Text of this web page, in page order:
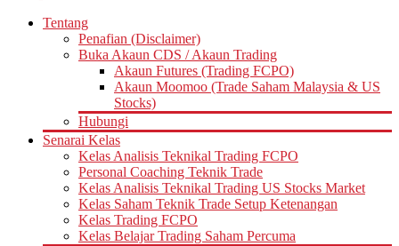
Tentang
Penafian (Disclaimer)
Buka Akaun CDS / Akaun Trading
Akaun Futures (Trading FCPO)
Akaun Moomoo (Trade Saham Malaysia & US
Stocks)
Hubungi
Senarai Kelas
Kelas Analisis Teknikal Trading FCPO
Personal Coaching Teknik Trade
Kelas Analisis Teknikal Trading US Stocks Market
Kelas Saham Teknik Trade Setup Ketenangan
Kelas Trading FCPO
Kelas Belajar Trading Saham Percuma